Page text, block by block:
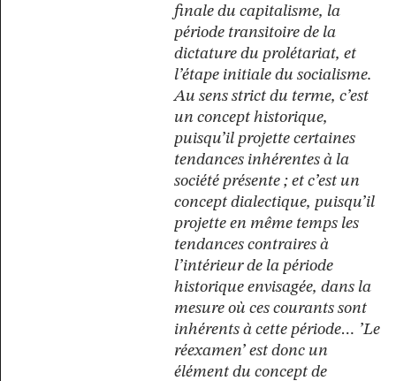
finale du capitalisme, la
période transitoire de la
dictature du prolétariat, et
l’étape initiale du socialisme.
Au sens strict du terme, c’est
un concept historique,
puisqu’il projette certaines
tendances inhérentes à la
société présente ; et c’est un
concept dialectique, puisqu’il
projette en même temps les
tendances contraires à
l’intérieur de la période
historique envisagée, dans la
mesure où ces courants sont
inhérents à cette période… ’Le
réexamen’ est donc un
élément du concept de